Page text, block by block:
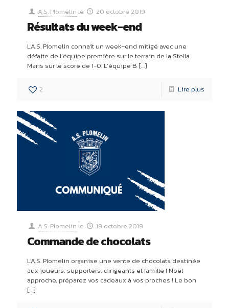
A.S. Plomelin le 20 octobre 2019
Résultats du week-end
L’A.S. Plomelin connaît un week-end mitigé avec une
défaite de l’équipe première sur le terrain de la Stella
Maris sur le score de 1-0. L’équipe B […]
2 Lire plus
A.S. Plomelin le 19 octobre 2019
Commande de chocolats
L’A.S. Plomelin organise une vente de chocolats destinée
aux joueurs, supporters, dirigeants et famille ! Noël
approche, préparez vos cadeaux à vos proches ! Le bon
[…]